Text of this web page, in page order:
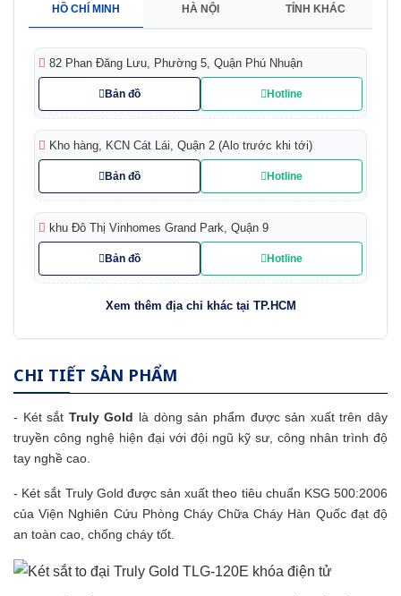
HỒ CHÍ MINH HÀ NỘI TỈNH KHÁC
82 Phan Đăng Lưu, Phường 5, Quận Phú Nhuận
Bản đồ Hotline
Kho hàng, KCN Cát Lái, Quận 2 (Alo trước khi tới)
Bản đồ Hotline
khu Đô Thị Vinhomes Grand Park, Quận 9
Bản đồ Hotline
Xem thêm địa chỉ khác tại TP.HCM
CHI TIẾT SẢN PHẨM
- Két sắt Truly Gold là dòng sản phẩm được sản xuất trên dây
truyền công nghệ hiện đại với đội ngũ kỹ sư, công nhân trình độ
tay nghề cao.
- Két sắt Truly Gold được sản xuất theo tiêu chuẩn KSG 500:2006
của Viện Nghiên Cứu Phòng Cháy Chữa Cháy Hàn Quốc đạt độ
an toàn cao, chống cháy tốt.